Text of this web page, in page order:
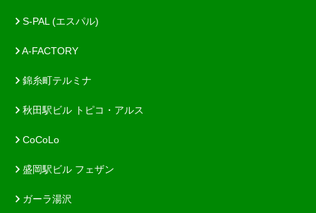
S-PAL (エスパル)
A-FACTORY
錦糸町テルミナ
秋田駅ビル トピコ・アルス
CoCoLo
盛岡駅ビル フェザン
ガーラ湯沢